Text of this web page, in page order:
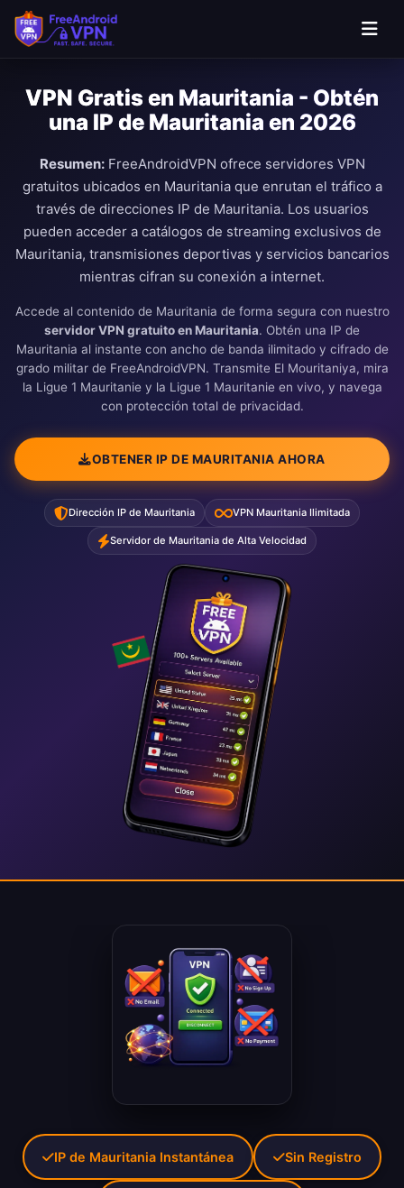
Saltar al contenido principal
VPN Gratis en Mauritania - Obtén
una IP de Mauritania en 2026
Resumen:FreeAndroidVPN ofrece servidores VPN
gratuitos ubicados en Mauritania que enrutan el tráfico a
través de direcciones IP de Mauritania. Los usuarios
pueden acceder a catálogos de streaming exclusivos de
Mauritania, transmisiones deportivas y servicios bancarios
mientras cifran su conexión a internet.
Accede al contenido de Mauritania de forma segura con nuestro
servidor VPN gratuito en Mauritania. Obtén una IP de
Mauritania al instante con ancho de banda ilimitado y cifrado de
grado militar de FreeAndroidVPN. Transmite El Mouritaniya, mira
la Ligue 1 Mauritanie y la Ligue 1 Mauritanie en vivo, y navega
con protección total de privacidad.
OBTENER IP DE MAURITANIA AHORA
Dirección IP de Mauritania VPN Mauritania Ilimitada
Servidor de Mauritania de Alta Velocidad
IP de Mauritania Instantánea Sin Registro